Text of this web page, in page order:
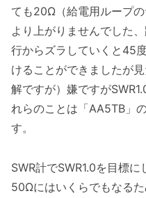
ても20Ω（給電用ループの
より上がりませんでした
行からズラしていくと45
けることができましたが
解ですが）嫌ですが
れらのことは「AA5TB」
す。
SWR計でSWR1.0を目標
50Ωにはいくらでもなる